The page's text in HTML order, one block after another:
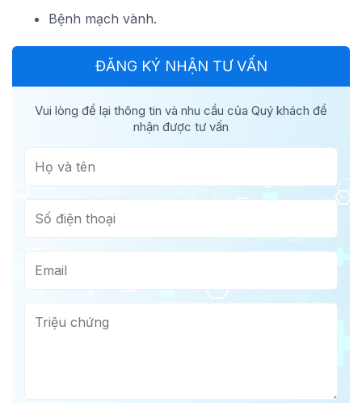
Bệnh mạch vành.
ĐĂNG KÝ NHẬN TƯ VẤN
Vui lòng để lại thông tin và nhu cầu của Quý khách để
nhận được tư vấn